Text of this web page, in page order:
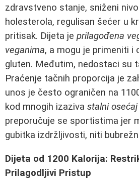
zdravstveno stanje, sniženi
holesterola, regulisan šećer u
pritisak. Dijeta je prilagođena
veganima, a mogu je primeniti i
gluten. Međutim, nedostaci su
Praćenje tačnih proporcija je
unos je često ograničen na
kod mnogih izaziva stalni
preporučuje se sportistima jer
gubitka izdržljivosti, niti
Dijeta od 1200 Kalorija:
Prilagodljivi Pristup